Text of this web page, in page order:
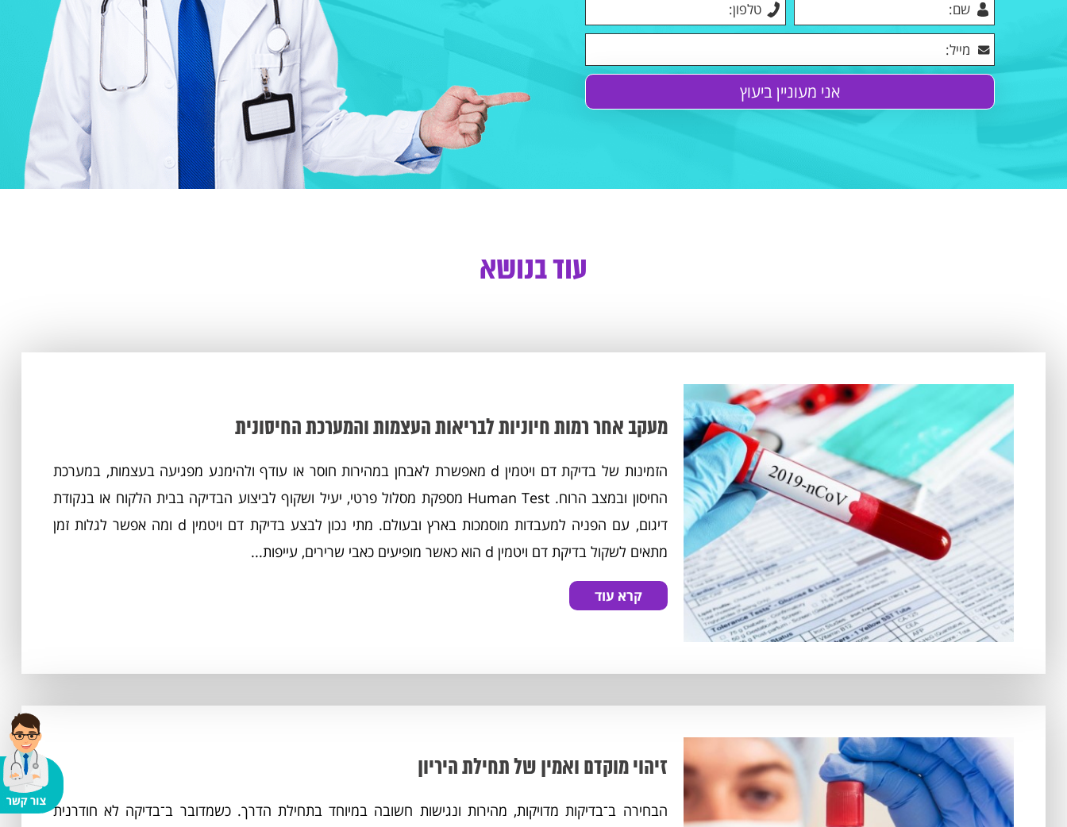
עוד בנושא
מעקב אחר רמות חיוניות לבריאות העצמות והמערכת החיסונית
הזמינות של בדיקת דם ויטמין d מאפשרת לאבחן במהירות חוסר או עודף ולהימנע מפגיעה בעצמות, במערכת
החיסון ובמצב הרוח. Human Test מספקת מסלול פרטי, יעיל ושקוף לביצוע הבדיקה בבית הלקוח או בנקודת
דיגום, עם הפניה למעבדות מוסמכות בארץ ובעולם. מתי נכון לבצע בדיקת דם ויטמין d ומה אפשר לגלות זמן
מתאים לשקול בדיקת דם ויטמין d הוא כאשר מופיעים כאבי שרירים, עייפות...
קרא עוד
זיהוי מוקדם ואמין של תחילת היריון
הבחירה ב־בדיקות מדויקות, מהירות ונגישות חשובה במיוחד בתחילת הדרך. כשמדובר ב־בדיקה לא חודרנית